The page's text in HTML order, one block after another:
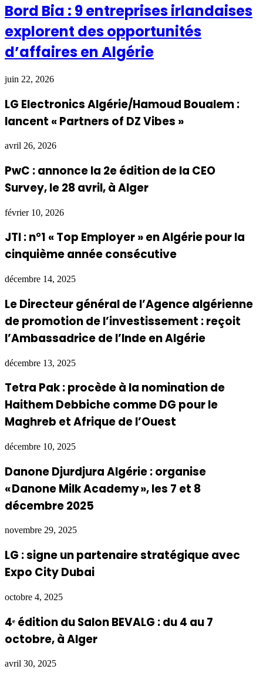
Bord Bia : 9 entreprises irlandaises
explorent des opportunités
d’affaires en Algérie
juin 22, 2026
LG Electronics Algérie/Hamoud Boualem :
lancent « Partners of DZ Vibes »
avril 26, 2026
PwC : annonce la 2e édition de la CEO
Survey, le 28 avril, à Alger
février 10, 2026
JTI : n°1 « Top Employer » en Algérie pour la
cinquième année consécutive
décembre 14, 2025
Le Directeur général de l’Agence algérienne
de promotion de l’investissement : reçoit
l’Ambassadrice de l’Inde en Algérie
décembre 13, 2025
Tetra Pak : procède à la nomination de
Haithem Debbiche comme DG pour le
Maghreb et Afrique de l’Ouest
décembre 10, 2025
Danone Djurdjura Algérie : organise
« Danone Milk Academy », les 7 et 8
décembre 2025
novembre 29, 2025
LG : signe un partenaire stratégique avec
Expo City Dubai
octobre 4, 2025
4ᵉ édition du Salon BEVALG : du 4 au 7
octobre, à Alger
avril 30, 2025